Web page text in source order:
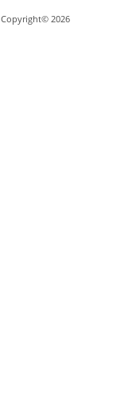
Copyright© 2026